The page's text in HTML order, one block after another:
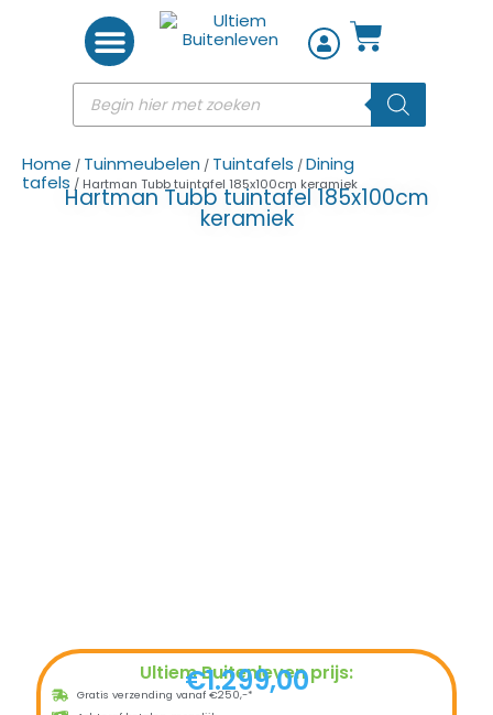
Home / Tuinmeubelen / Tuintafels /Dining
tafels / Hartman Tubb tuintafel 185x100cm keramiek
Hartman Tubb tuintafel 185x100cm
keramiek
Ultiem Buitenleven prijs:
€1.299,00
Gratis verzending vanaf €250,-*